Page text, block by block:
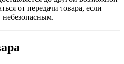
от передачи товара, если
небезопасным.